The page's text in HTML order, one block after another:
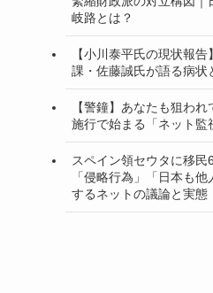
岐路とは？
【小川泰平氏の現状報
課・佐藤誠氏が語る病状
【警鐘】あなたも狙わ
施行で始まる「ネット監
スペイン領セウタに移
「侵略行為」「日本も
するネットの議論と実態